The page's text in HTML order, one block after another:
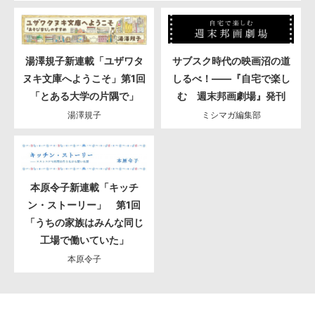
湯澤規子新連載「ユザワタ
ヌキ文庫へようこそ」第1回
「とある大学の片隅で」
湯澤規子
サブスク時代の映画沼の道
しるべ！――『自宅で楽し
む 週末邦画劇場』発刊
ミシマガ編集部
本原令子新連載「キッチ
ン・ストーリー」 第1回
「うちの家族はみんな同じ
工場で働いていた」
本原令子